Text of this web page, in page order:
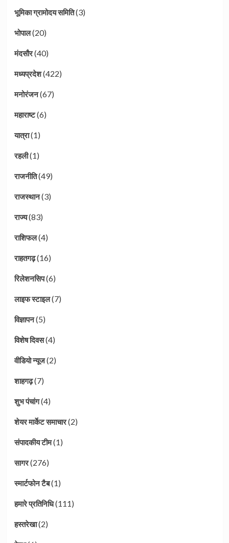
भूमिका ग्रामोदय समिति(3)
भोपाल(20)
मंदसौर(40)
मध्यप्रदेश(422)
मनोरंजन(67)
महाराष्ट(6)
यात्रा(1)
रहली(1)
राजनीति(49)
राजस्थान(3)
राज्य(83)
राशिफल(4)
राहतगढ़(16)
रिलेशनसिप(6)
लाइफ स्टाइल(7)
विज्ञापन(5)
विशेष दिवस(4)
वीडियो न्यूज(2)
शाहगढ़(7)
शुभ पंचांग(4)
शेयर मार्केट समाचार(2)
संपादकीय टीम(1)
सागर(276)
स्मार्टफोन टैब(1)
हमारे प्रतिनिधि(111)
हस्तरेखा(2)